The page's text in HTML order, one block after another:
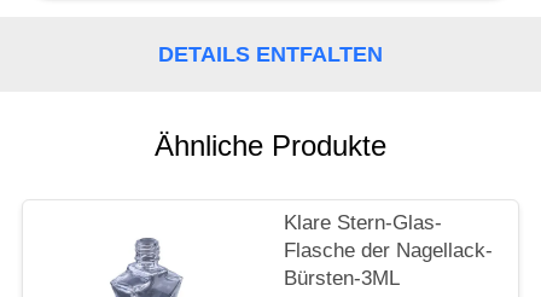
ANGEBOT
ANFORDERN
SITEMAP
DETAILS ENTFALTEN
Ähnliche Produkte
Klare Stern-Glas-
Flasche der Nagellack-
Bürsten-3ML